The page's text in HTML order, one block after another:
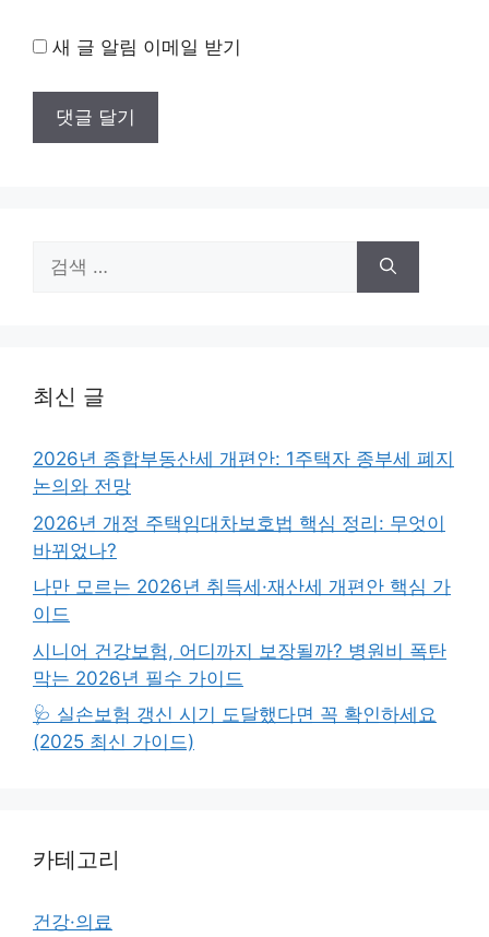
새 글 알림 이메일 받기
색:
최신 글
2026년 종합부동산세 개편안: 1주택자 종부세 폐지
논의와 전망
2026년 개정 주택임대차보호법 핵심 정리: 무엇이
바뀌었나?
나만 모르는 2026년 취득세·재산세 개편안 핵심 가
이드
시니어 건강보험, 어디까지 보장될까? 병원비 폭탄
막는 2026년 필수 가이드
🩺 실손보험 갱신 시기 도달했다면 꼭 확인하세요
(2025 최신 가이드)
카테고리
건강·의료